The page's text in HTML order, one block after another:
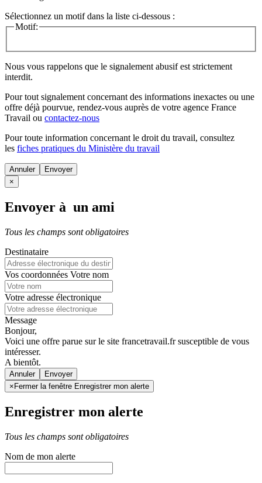
Sélectionnez un motif dans la liste ci-dessous :
Motif:
Nous vous rappelons que le signalement abusif est strictement
interdit.
Pour tout signalement concernant des informations inexactes ou une
offre déjà pourvue, rendez-vous auprès de votre agence France
Travail ou contactez-nous
Pour toute information concernant le droit du travail, consultez
les fiches pratiques du Ministère du travail
Annuler
×
Envoyer à un ami
Tous les champs sont obligatoires
Destinataire
Vos coordonnées Votre nom
Votre adresse électronique
Message
Bonjour,
Voici une offre parue sur le site francetravail.fr susceptible de vous
intéresser.
A bientôt.
Annuler
× Fermer la fenêtre Enregistrer mon alerte
Enregistrer mon alerte
Tous les champs sont obligatoires
Nom de mon alerte